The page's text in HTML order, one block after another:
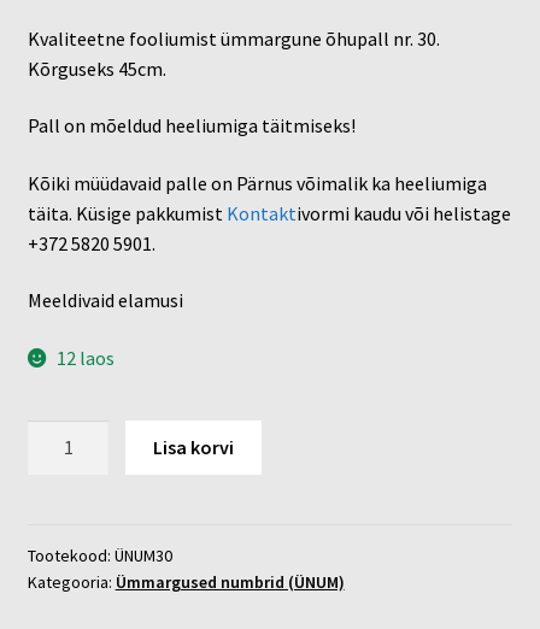
Kvaliteetne fooliumist ümmargune õhupall nr. 30.
Kõrguseks 45cm.
Pall on mõeldud heeliumiga täitmiseks!
Kõiki müüdavaid palle on Pärnus võimalik ka heeliumiga
täita. Küsige pakkumist Kontaktivormi kaudu või helistage
+372 5820 5901.
Meeldivaid elamusi
12 laos
Lisa korvi
Tootekood: ÜNUM30
Kategooria: Ümmargused numbrid (ÜNUM)